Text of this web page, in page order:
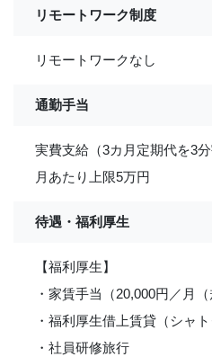
リモートワーク制度
リモートワークなし
通勤手当
実費支給（3カ月定期代を
月あたり上限5万円
待遇・福利厚生
【福利厚生】
・家賃手当（20,000円／月
・福利厚生借上賃貸（シャト
・社員研修旅行